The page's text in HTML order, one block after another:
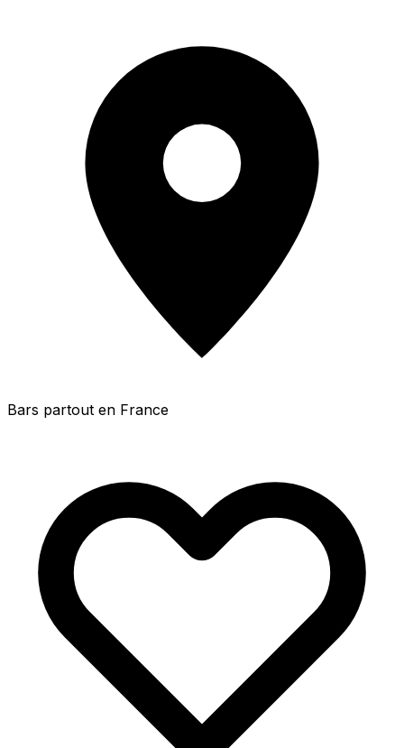
Bars partout en France